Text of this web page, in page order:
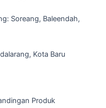
Soreang, Baleendah,
Kota Baru
Produk